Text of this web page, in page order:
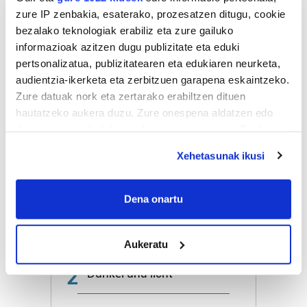
zure IP zenbakia, esaterako, prozesatzen ditugu, cookie
bezalako teknologiak erabiliz eta zure gailuko
informazioak azitzen dugu publizitate eta eduki
pertsonalizatua, publizitatearen eta edukiaren neurketa,
audientzia-ikerketa eta zerbitzuen garapena eskaintzeko.
Zure datuak nork eta zertarako erabiltzen dituen
hautatzeko aukera duzu. Zure onespena aldatzen edo
If you allow, we would also like to:
Collect information about your geographical
meters
Identify your device by actively scanning it for
specific characteristics (fingerprinting)
Find out more about how your personal data is processed
Xehetasunak ikusi
Dena onartu
Aukeratu
Naturak bere
lekua hartu du
Artikutzako
urtegian
HARTU HITZA
KASek salatu du
Udaltzaingoa haien aurka
2 Dunkel und licht